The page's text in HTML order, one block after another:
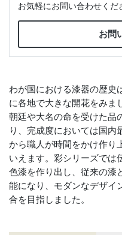
お気軽にお問い合わせくだ
お問
わが国における漆器の歴史
に各地で大きな開花をみま
朝廷や大名の命を受けた品
り、完成度においては国内
から職人が時間をかけ作り
いえます。彩シリーズでは
色漆を作り出し、従来の漆
能になり、モダンなデザイ
合を目指しました。